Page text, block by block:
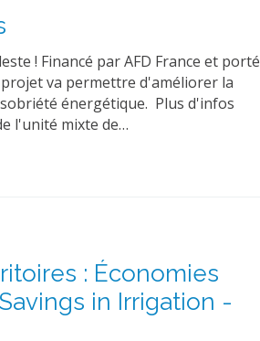
! Financé par AFD France et porté
va permettre d'améliorer la
énergétique. Plus d'infos
l'unité mixte de…
: Économies
in Irrigation -